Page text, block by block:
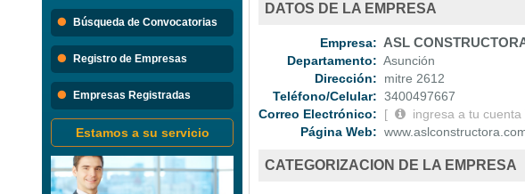
Búsqueda de Convocatorias
Registro de Empresas
Empresas Registradas
Estamos a su servicio
DATOS DE LA EMPRESA
Empresa: ASL
Departamento: Asunción
Dirección: mitre 2612
Teléfono/Celular: 3400497667
Correo Electrónico:
[
ingresa a tu cuenta
Página Web:
CATEGORIZACION DE LA EMPRESA